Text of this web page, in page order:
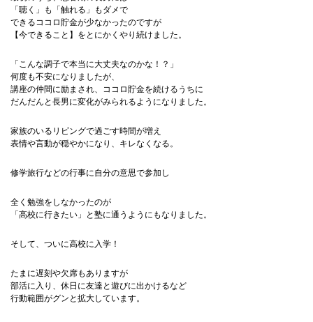
「聴く」も「触れる」もダメで
できるココロ貯金が少なかったのですが
【今できること】をとにかくやり続けました。
「こんな調子で本当に大丈夫なのかな！？」
何度も不安になりましたが、
講座の仲間に励まされ、ココロ貯金を続けるうちに
だんだんと長男に変化がみられるようになりました。
家族のいるリビングで過ごす時間が増え
表情や言動が穏やかになり、キレなくなる。
修学旅行などの行事に自分の意思で参加し
全く勉強をしなかったのが
「高校に行きたい」と塾に通うようにもなりました。
そして、ついに高校に入学！
たまに遅刻や欠席もありますが
部活に入り、休日に友達と遊びに出かけるなど
行動範囲がグンと拡大しています。